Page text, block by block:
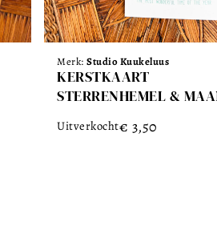
Merk: Studio Kuukeluus
KERSTKAART
STERRENHEMEL &
Uitverkocht€ 3,50